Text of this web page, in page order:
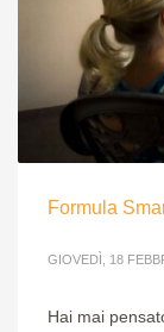
Formula
GIOVEDÌ, 18
Hai mai